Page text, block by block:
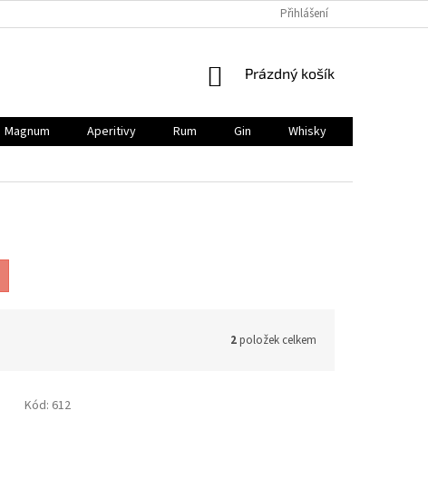
Přihlášení
NÁKUPNÍ
Prázdný košík
Magnum Aperitivy Rum Gin Whisky
2položek celkem
Kód: 612